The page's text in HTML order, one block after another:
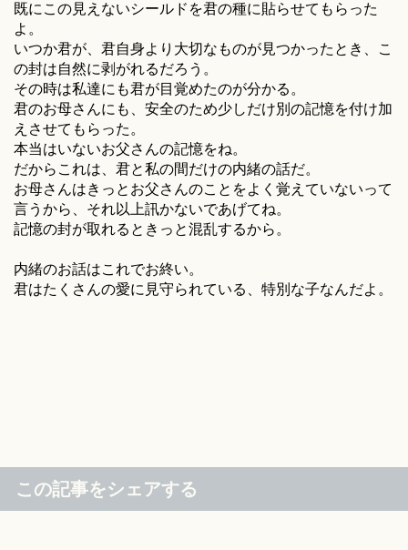
既にこの見えないシールドを君の種に貼らせてもらった
よ。
いつか君が、君自身より大切なものが見つかったとき、こ
の封は自然に剥がれるだろう。
その時は私達にも君が目覚めたのが分かる。
君のお母さんにも、安全のため少しだけ別の記憶を付け加
えさせてもらった。
本当はいないお父さんの記憶をね。
だからこれは、君と私の間だけの内緒の話だ。
お母さんはきっとお父さんのことをよく覚えていないって
言うから、それ以上訊かないであげてね。
記憶の封が取れるときっと混乱するから。
内緒のお話はこれでお終い。
君はたくさんの愛に見守られている、特別な子なんだよ。
この記事をシェアする